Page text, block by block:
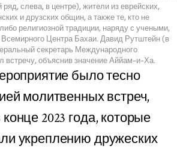
слева, в центре), жители из еврейских,
и друзских общин, а также те, кто не
религиозной традиции, наряду с учеными,
Центра Бахаи. Давид Рутштейн (в
секретарь Международного
встречу, объяснив значение Аййам-и-Ха.
было тесно
молитвенных встреч,
2023 года, которые
укреплению дружеских